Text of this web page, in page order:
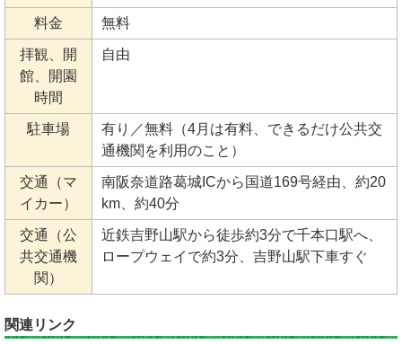
料金 無料
拝観、開
館、開園
時間
自由
駐車場
有り／無料（4月は有料、できるだけ公共交
通機関を利用のこと）
交通（マ
イカー）
南阪奈道路葛城ICから国道169号経由、約20
km、約40分
交通（公
共交通機
関）
近鉄吉野山駅から徒歩約3分で千本口駅へ、
ロープウェイで約3分、吉野山駅下車すぐ
関連リンク